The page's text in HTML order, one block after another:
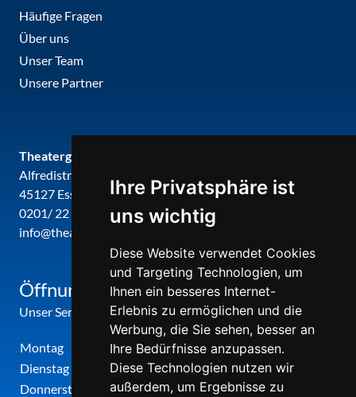
Ihre Privatsphäre ist
uns wichtig
Diese Website verwendet Cookies
und Targeting Technologien, um
Ihnen ein besseres Internet-
Erlebnis zu ermöglichen und die
Werbung, die Sie sehen, besser an
Ihre Bedürfnisse anzupassen.
Diese Technologien nutzen wir
außerdem, um Ergebnisse zu
Häufige Fragen
Über uns
Unser Team
Unsere Partner
Theatergemeinde metropole ruhr
Alfredistr. 32
45127 Essen
0201/ 22 22 29
info@theatergemeinde-metropole-ruhr.de
Öffnungszeiten
Unser Service-Center ist zu folgenden Zeiten geöffnet
Montag
12:00 Uhr - 17:00 Uhr
Dienstag
09:00 Uhr - 12:00 Uhr
Donnerstag
09:00 Uhr - 12:00 Uhr